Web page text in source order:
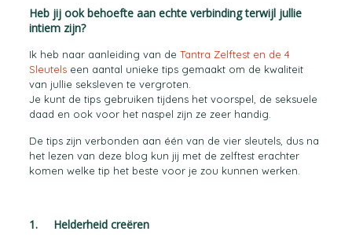
Heb jij ook behoefte aan echte verbinding terwijl jullie
intiem zijn?
Ik heb naar aanleiding van de Tantra Zelftest en de 4
Sleutelseen aantal unieke tips gemaakt om de kwaliteit
van jullie seksleven te vergroten.
Je kunt de tips gebruiken tijdens het voorspel, de seksuele
daad en ook voor het naspel zijn ze zeer handig.
De tips zijn verbonden aan één van de vier sleutels, dus na
het lezen van deze blog kun jij met de zelftest erachter
komen welke tip het beste voor je zou kunnen werken.
1. Helderheid creëren